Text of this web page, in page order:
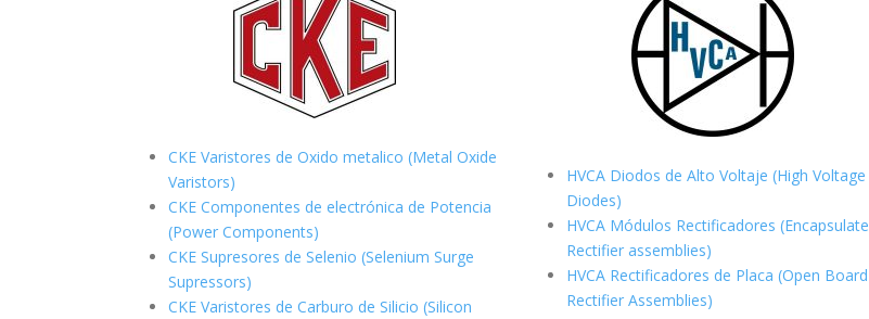
CKE Varistores de Oxido metalico (Metal Oxide
Varistors)
CKE Componentes de electrónica de Potencia
(Power Components)
CKE Supresores de Selenio (Selenium Surge
Supressors)
CKE Varistores de Carburo de Silicio (Silicon
HVCA Diodos de Alto Voltaje (High Voltage
Diodes)
HVCA Módulos Rectificadores (Encapsulate
Rectifier assemblies)
HVCA Rectificadores de Placa (Open Board
Rectifier Assemblies)